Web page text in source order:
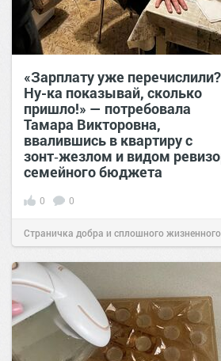
«Зарплату уже перечислили?
Ну-ка показывай, сколько
пришло!» — потребовала
Тамара Викторовна,
ввалившись в квартиру с
зонт‑жезлом и видом
семейного бюджета
0 0
Страничка добра и сплошного жизненного
позитива!17:38Вчера